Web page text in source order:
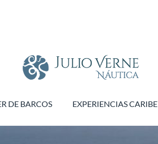
DE BARCOS EXPERIENCIAS CARIBE